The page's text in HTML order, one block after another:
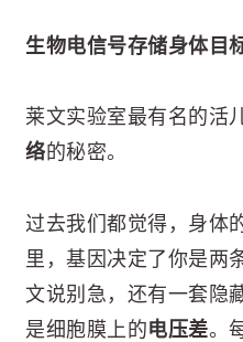
生物电信号存储身体目
莱文实验室最有名的活
络的秘密。
过去我们都觉得，身体
里，基因决定了你是两
文说别急，还有一套隐
是细胞膜上的电压差。